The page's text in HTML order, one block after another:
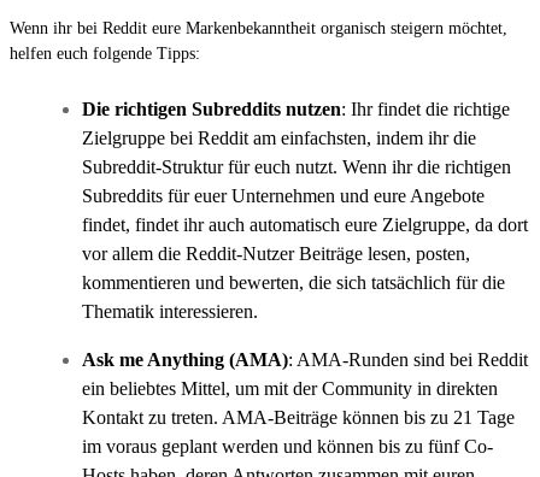
Wenn ihr bei Reddit eure Markenbekanntheit organisch steigern möchtet,
helfen euch folgende Tipps:
Die richtigen Subreddits nutzen: Ihr findet die richtige
Zielgruppe bei Reddit am einfachsten, indem ihr die
Subreddit-Struktur für euch nutzt. Wenn ihr die richtigen
Subreddits für euer Unternehmen und eure Angebote
findet, findet ihr auch automatisch eure Zielgruppe, da dort
vor allem die Reddit-Nutzer Beiträge lesen, posten,
kommentieren und bewerten, die sich tatsächlich für die
Thematik interessieren.
Ask me Anything (AMA): AMA-Runden sind bei Reddit
ein beliebtes Mittel, um mit der Community in direkten
Kontakt zu treten. AMA-Beiträge können bis zu 21 Tage
im voraus geplant werden und können bis zu fünf Co-